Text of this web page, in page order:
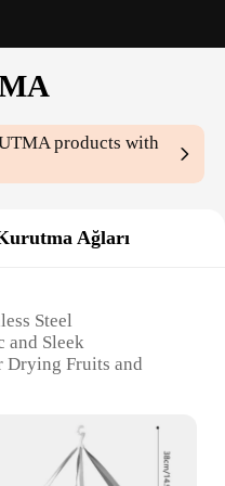
products with
Ağları
Steel
and Sleek
Drying Fruits and
Saving